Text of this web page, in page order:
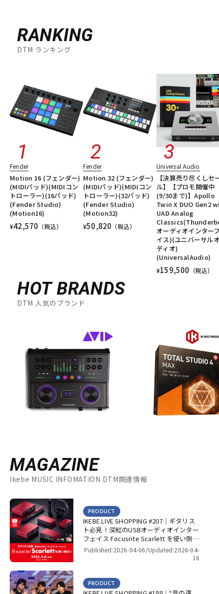
RANKING
DTM ランキング
Fender
Motion 16 (フェンダー)
(MIDIパッド)(MIDIコン
トローラー)(16パッド)
(Fender Studio)
(Motion16)
¥42,570 （税込）
Fender
Motion 32 (フェンダー)
(MIDIパッド)(MIDIコン
トローラー)(32パッド)
(Fender Studio)
(Motion32)
¥50,820 （税込）
Universal Audio
【決算売り尽くしセ
ル】【プロモ開催中
(9/30まで)】Apollo
Twin X DUO Gen2
UAD Analog
オーディオインター
イス)(ユニバーサル
ディオ)
(UniversalAudio)
¥159,500 （税込）
HOT BRANDS
DTM 人気のブランド
MAGAZINE
Ikebe MUSIC INFOMATION DTM関連情報
IKEBE LIVE SHOPPING #207｜ギタリス
ト必見！深紅のUSBオーディオインター
フェイス Focusrite Scarlett を使い倒
せ！【presented by パワーレック】
PRODUCT
Published:2026-04-06/Updated:2026-04-
16
PRODUCT